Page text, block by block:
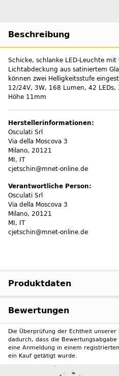
Beschreibung
Schicke, schlanke LED-Leuchte mit
Lichtabdeckung aus satiniertem
können zwei Helligkeitsstufe
12/24V, 3W, 168 Lumen, 42
Höhe 11mm
Herstellerinformationen:
Osculati Srl
Via della Moscova 3
Milano, 20121
MI, IT
cjetschin@mnet-online.de
Verantwortliche Person:
Osculati Srl
Via della Moscova 3
Milano, 20121
MI, IT
cjetschin@mnet-online.de
Produktdaten
Bewertungen
Die Überprüfung der Echtheit unserer
dadurch, dass die
eine Anmeldung in einem
ein Kauf getätigt wurde.